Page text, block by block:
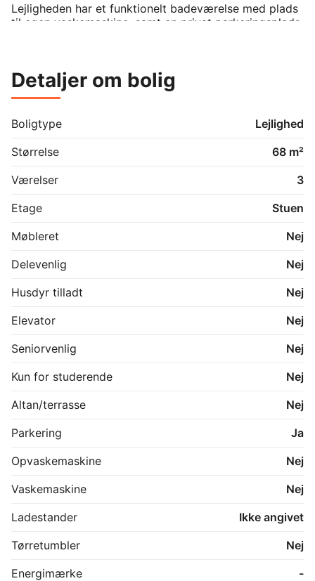
Lejligheden har et funktionelt badeværelse med plads
til egen vaskemaskine, samt en privat parkeringsplads
Detaljer om bolig
Boligtype
Lejlighed
Størrelse
68 m²
Værelser
3
Etage
Stuen
Møbleret
Nej
Delevenlig
Nej
Husdyr tilladt
Nej
Elevator
Nej
Seniorvenlig
Nej
Kun for studerende
Nej
Altan/terrasse
Nej
Parkering
Ja
Opvaskemaskine
Nej
Vaskemaskine
Nej
Ladestander
Ikke angivet
Tørretumbler
Nej
Energimærke
-